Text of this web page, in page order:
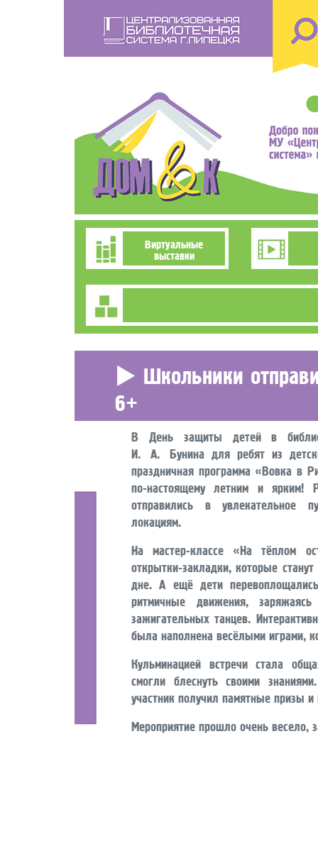
Познавательно-
развлекательное
Виртуальные
выставки
Школьники
6+
В День защиты детей в
И. А. Бунина для ребят из
праздничная программа «Вовка в
по-настоящему летним и ярким!
отправились в увлекательное
локациям.
На мастер-классе «На тёплом
открытки-закладки, которые
дне. А ещё дети
ритмичные движения,
зажигательных танцев.
была наполнена весёлыми играми,
Кульминацией встречи стала
смогли блеснуть своими
участник получил памятные призы и
Мероприятие прошло очень весело,